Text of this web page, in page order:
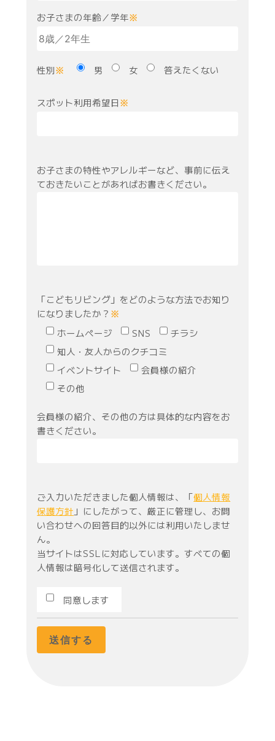
お子さまの年齢／学年※
性別※ 男 女 答えたくない
スポット利用希望日 ※
お子さまの特性やアレルギーなど、事前に伝え
ておきたいことがあればお書きください。
「こどもリビング」をどのような方法でお知り
になりましたか？ ※
ホームページ SNS
チラシ
知人・友人からのクチコミ
イベントサイト
会員様の紹介
その他
会員様の紹介、その他の方は具体的な内容をお
書きください。
ご入力いただきました個人情報は、「個人情報
保護方針 」にしたがって、厳正に管理し、お問
い合わせへの回答目的以外には利用いたしませ
ん。
当サイトはSSLに対応しています。すべての個
人情報は暗号化して送信されます。
同意します